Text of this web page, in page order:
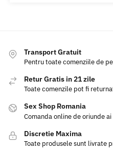
Transport Gratuit
Pentru toate comenziile de
Retur Gratis in 21 zile
Toate comenzile pot fi
Sex Shop Romania
Comanda online de oriunde
Discretie Maxima
Toate produsele sunt livrate